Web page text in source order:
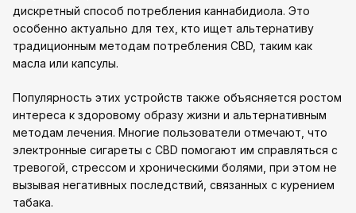
дискретный способ потребления каннабидиола. Это
особенно актуально для тех, кто ищет альтернативу
традиционным методам потребления CBD, таким как
масла или капсулы.
Популярность этих устройств также объясняется ростом
интереса к здоровому образу жизни и альтернативным
методам лечения. Многие пользователи отмечают, что
электронные сигареты с CBD помогают им справляться с
тревогой, стрессом и хроническими болями, при этом не
вызывая негативных последствий, связанных с курением
табака.